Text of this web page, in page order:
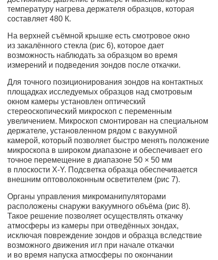
температуру нагрева держателя образцов, которая
составляет 480 К.
На верхней съёмной крышке есть смотровое окно
из закалённого стекла (рис 6), которое дает
возможность наблюдать за образцом во время
измерений и подведения зондов после откачки.
Для точного позиционирования зондов на контактных
площадках исследуемых образцов над смотровым
окном камеры установлен оптический
стереоскопический микроскоп с переменным
увеличением. Микроскоп смонтирован на специальном
держателе, установленном рядом с вакуумной
камерой, который позволяет быстро менять положение
микроскопа в широком диапазоне и обеспечивает его
точное перемещение в диапазоне 50 × 50 мм
в плоскости X-Y. Подсветка образца обеспечивается
внешним оптоволоконным осветителем (рис 7).
Органы управления микроманипуляторами
расположены снаружи вакуумного объёма (рис 8).
Такое решение позволяет осуществлять откачку
атмосферы из камеры при отведённых зондах,
исключая повреждение зондов и образца вследствие
возможного движения игл при начале откачки
и во время напуска атмосферы по окончании